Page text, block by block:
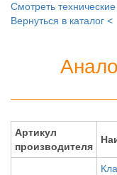
Смотреть
Вернуться в каталог <
Артикул
производителя